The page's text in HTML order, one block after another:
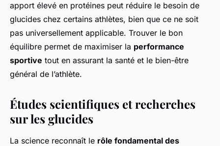
apport élevé en protéines peut réduire le besoin de
glucides chez certains athlètes, bien que ce ne soit
pas universellement applicable. Trouver le bon
équilibre permet de maximiser la performance
sportive tout en assurant la santé et le bien-être
général de l’athlète.
Études scientifiques et recherches
sur les glucides
La science reconnaît le rôle fondamental des